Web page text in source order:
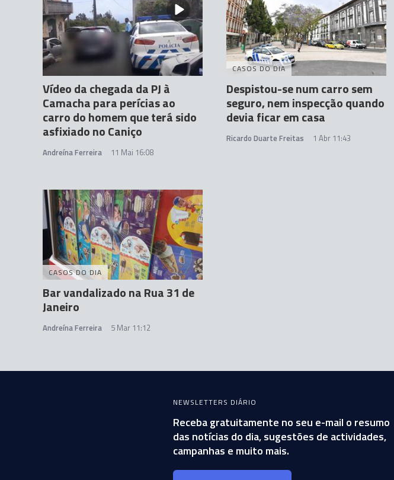
Vídeo da chegada da PJ à
Camacha para perícias ao
carro do homem que terá sido
asfixiado no Caniço
Andreína Ferreira 11 Mai 16:08
CASOS DO DIA
Despistou-se num carro sem
seguro, nem inspecção quando
devia ficar em casa
Ricardo Duarte Freitas 1 Abr 11:43
CASOS DO DIA
Bar vandalizado na Rua 31 de
Janeiro
Andreína Ferreira 5 Mar 11:12
NEWSLETTERS DIÁRIO
Receba gratuitamente no seu e-mail o resumo
das notícias do dia, sugestões de actividades,
campanhas e muito mais.